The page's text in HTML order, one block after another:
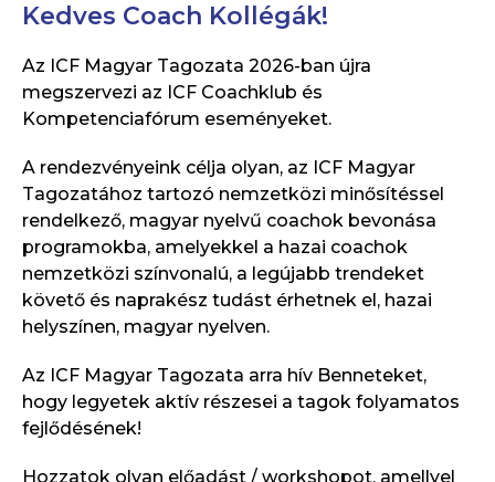
Kedves Coach Kollégák!
Az ICF Magyar Tagozata 2026-ban újra
megszervezi az ICF Coachklub és
Kompetenciafórum eseményeket.
A rendezvényeink célja olyan, az ICF Magyar
Tagozatához tartozó nemzetközi minősítéssel
rendelkező, magyar nyelvű coachok bevonása
programokba, amelyekkel a hazai coachok
nemzetközi színvonalú, a legújabb trendeket
követő és naprakész tudást érhetnek el, hazai
helyszínen, magyar nyelven.
Az ICF Magyar Tagozata arra hív Benneteket,
hogy legyetek aktív részesei a tagok folyamatos
fejlődésének!
Hozzatok olyan előadást / workshopot, amellyel